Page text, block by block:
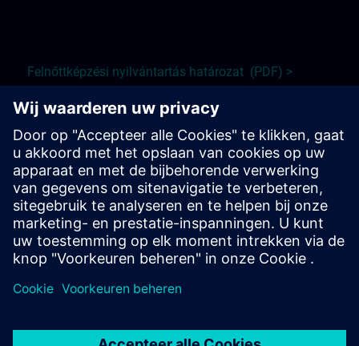
Felnőttképzési nyilvántartás határozat (PDF) >